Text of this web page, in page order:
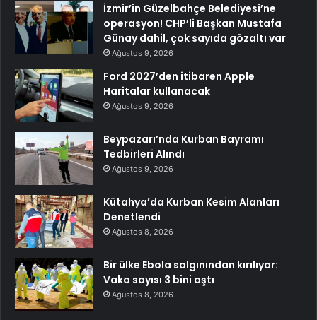
İzmir’in Güzelbahçe Belediyesi’ne
operasyon! CHP’li Başkan Mustafa
Günay dahil, çok sayıda gözaltı var
Ağustos 9, 2026
Ford 2027’den itibaren Apple
Haritalar kullanacak
Ağustos 9, 2026
Beypazarı’nda Kurban Bayramı
Tedbirleri Alındı
Ağustos 9, 2026
Kütahya’da Kurban Kesim Alanları
Denetlendi
Ağustos 8, 2026
Bir ülke Ebola salgınından kırılıyor:
Vaka sayısı 3 bini aştı
Ağustos 8, 2026